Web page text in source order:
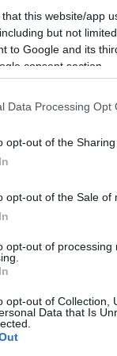
this website/app
but not
to Google and its
consent section.
Data Processing Opt
opt-out of the
opt-out of the Sale of
opt-out of processing
opt-out of Collection,
Data that Is
alkotói pályázat,
pedig megint
játékosai.
munkákkal nevezni
elindult a
a
kezdve